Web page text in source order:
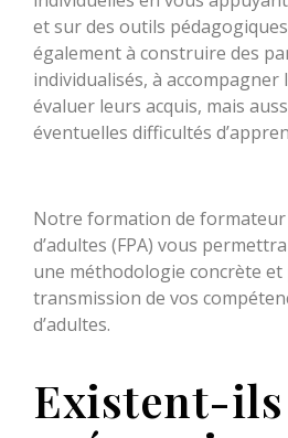
et sur des outils
également à construire des
individualisés, à
évaluer leurs acquis, mais
éventuelles difficultés
Notre formation de
d’adultes (FPA) vous
une méthodologie concrète
transmission de vos
d’adultes.
Existent-ils